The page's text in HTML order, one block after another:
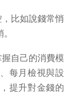
比如說錢常悄
自己的消費模
每月檢視與設
提升對金錢的